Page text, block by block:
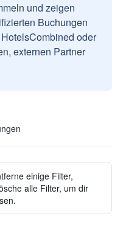
und zeigen
Buchungen
oder
externen Partner
einige Filter,
alle Filter, um dir